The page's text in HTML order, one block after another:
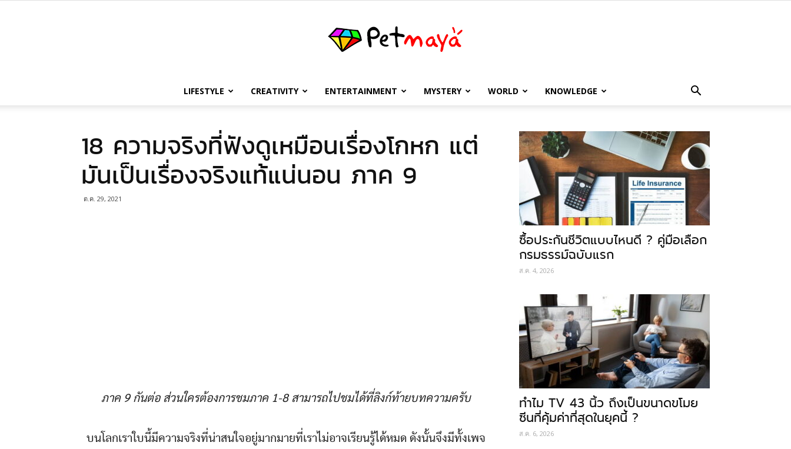
เพชร
มายา
LIFESTYLE CREATIVITY ENTERTAINMENT MYSTERY WORLD KNOWLEDGE
18 ความจริงที่ฟังดูเหมือนเรื่องโกหก แต่
มันเป็นเรื่องจริงแท้แน่นอน ภาค 9
ต.ค. 29, 2021
ภาค 9 กันต่อ ส่วนใครต้องการชมภาค 1-8 สามารถไปชมได้ที่ลิงก์ท้ายบทความครับ
บนโลกเราใบนี้มีความจริงที่น่าสนใจอยู่มากมายที่เราไม่อาจเรียนรู้ได้หมด ดังนั้นจึงมีทั้งเพจ
ซื้อประกันชีวิตแบบไหนดี ? คู่มือเลือก
กรมธรรม์ฉบับแรก
ส.ค. 4, 2026
ทำไม TV 43 นิ้ว ถึงเป็นขนาดขโมย
ซีนที่คุ้มค่าที่สุดในยุคนี้ ?
ส.ค. 6, 2026